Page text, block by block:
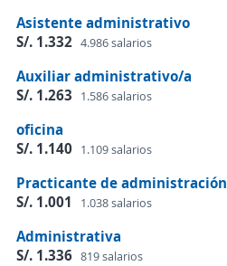
Asistente administrativo
S/. 1.332 4.986 salarios
Auxiliar administrativo/a
S/. 1.263
1.586 salarios
oficina
S/. 1.140 1.109 salarios
Practicante de administración
S/. 1.001
1.038 salarios
Administrativa
S/. 1.336 819 salarios